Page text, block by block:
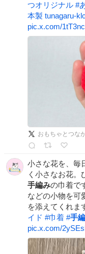
つオリジナル #
本製 tunagaru-
pic.x.com/
おもちゃとつな
小さな花を、毎
く小さなお花。
手編みの巾着で
などの小物を可
を添えてくれま
イド #巾着 #手
pic.x.com/